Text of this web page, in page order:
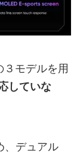
モデルを用
していな
、デュアル